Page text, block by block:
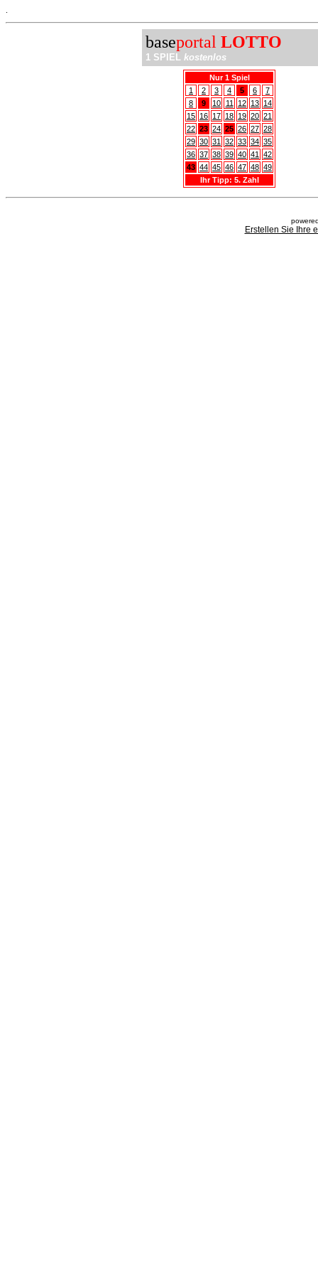
baseportal LOTTO
1 SPIEL kostenlos
Nur 1 Spiel
1
2 3 4 5 6
7
8
9 10 11 12 13 14
15 16 17 18 19 20 21
22 23 24 25 26 27 28
29 30 31 32 33 34 35
36 37 38 39 40 41
42
43 44 45 46 47 48 49
Ihr Tipp: 5. Zahl
Erstellen Sie Ihre